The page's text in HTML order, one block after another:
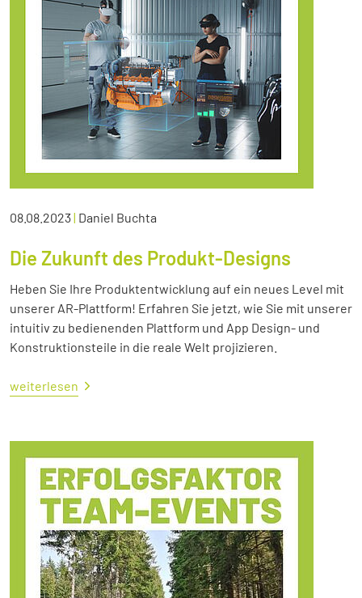
08.08.2023| Daniel Buchta
Die Zukunft des Produkt-Designs
Heben Sie Ihre Produktentwicklung auf ein neues Level mit
unserer AR-Plattform! Erfahren Sie jetzt, wie Sie mit unserer
intuitiv zu bedienenden Plattform und App Design- und
Konstruktionsteile in die reale Welt projizieren.
weiterlesen